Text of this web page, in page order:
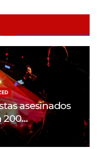
asesinados
200
muertos